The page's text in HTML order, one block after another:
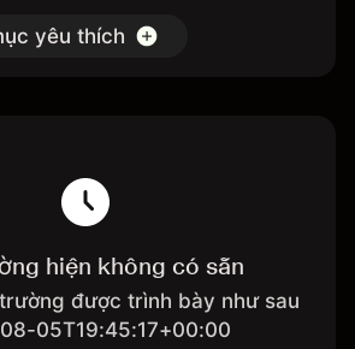
yêu thích
hiện không có sẵn
được trình bày như sau
05T19:45:17+00:00